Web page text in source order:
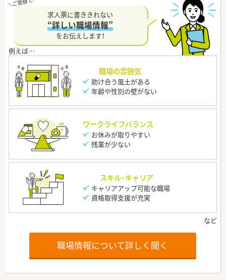
求人票に書ききれない
“詳しい職場情報”
をお伝えします！
職場の雰囲気
助け合う風土がある
年齢や性別の壁がない
ワークライフバランス
お休みが取りやすい
残業が少ない
スキル・キャリア
キャリアアップ可能な職場
資格取得支援が充実
職場情報について詳しく聞く